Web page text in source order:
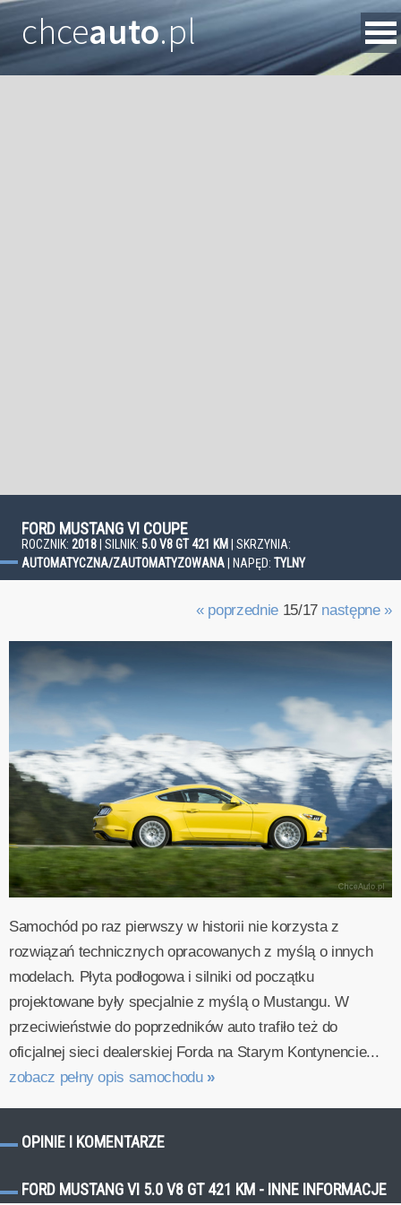
chceauto.pl
FORD MUSTANG VI COUPE
ROCZNIK: 2018 | SILNIK: 5.0 V8 GT 421 KM
| SKRZYNIA:
AUTOMATYCZNA/ZAUTOMATYZOWANA | NAPĘD: TYLNY
« poprzednie15/17 następne »
Samochód po raz pierwszy w historii nie korzysta z
rozwiązań technicznych opracowanych z myślą o innych
modelach. Płyta podłogowa i silniki od początku
projektowane były specjalnie z myślą o Mustangu. W
przeciwieństwie do poprzedników auto trafiło też do
oficjalnej sieci dealerskiej Forda na Starym Kontynencie...
zobacz pełny opis samochodu »
OPINIE I KOMENTARZE
FORD MUSTANG VI 5.0 V8 GT 421 KM - INNE INFORMACJE